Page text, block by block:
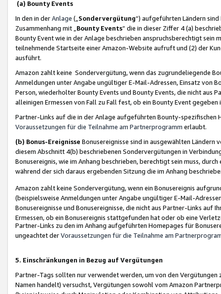
(a) Bounty Events
In den in derAnlage („ Sondervergütung“) aufgeführten Ländern
Zusammenhang mit „ Bounty Events“ die in dieser Ziffer 4 (a)
Bounty Event wie in der Anlage beschrieben anspruchsberechtigt sein
teilnehmende Startseite einer Amazon-Website aufruft und (2) der
ausführt.
Amazon zahlt keine Sondervergütung, wenn das zugrundeliegende
Anmeldungen unter Angabe ungültiger E-Mail-Adressen, Einsatz von
Person, wiederholter Bounty Events und Bounty Events, die nicht
alleinigen Ermessen von Fall zu Fall fest, ob ein Bounty Event
Partner-Links auf die in der Anlage aufgeführten Bounty-spezifischen
Voraussetzungen für die Teilnahme am Partnerprogramm erlaubt.
(b) Bonus-Ereignisse Bonusereignisse sind in ausgewählten Ländern
diesem Abschnitt 4(b) beschriebenen Sondervergütungen in
Bonusereignis, wie im Anhang beschrieben, berechtigt sein muss,
während der sich daraus ergebenden Sitzung die im Anhang
Amazon zahlt keine Sondervergütung, wenn ein Bonusereignis
(beispielsweise Anmeldungen unter Angabe ungültiger E-Mail-
Bonusereignisse und Bonusereignisse, die nicht aus Partner-Links auf
Ermessen, ob ein Bonusereignis stattgefunden hat oder ob eine
Partner-Links zu den im Anhang aufgeführten Homepages für
ungeachtet derVoraussetzungen für die Teilnahme am
5. Einschränkungen in Bezug auf Vergütungen
Partner-Tags sollten nur verwendet werden, um von den
Namen handelt) versuchst, Vergütungen sowohl vom Amazon